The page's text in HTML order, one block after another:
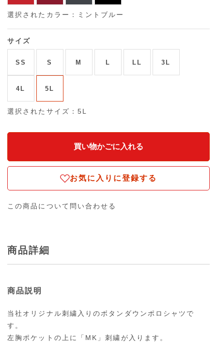
選択されたカラー：ミントブルー
サイズ
SS S M L LL 3L
4L 5L
選択されたサイズ：5L
お気に入りに登録する
この商品について問い合わせる
商品詳細
商品説明
当社オリジナル刺繍入りのボタンダウンポロシャツで
す。
左胸ポケットの上に「MK」刺繍が入ります。